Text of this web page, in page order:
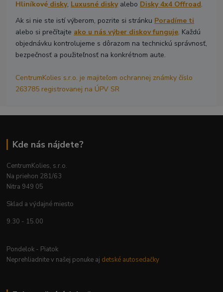
Hliníkové disky, Luxusné diskyalebo Disky 4x4 Offroad.
Ak si nie ste istí výberom, pozrite si stránku Poradíme ti
alebo si prečítajte ako u nás výber diskov funguje. Každú
objednávku kontrolujeme s dôrazom na technickú správnosť,
bezpečnosť a použiteľnosť na konkrétnom aute.
CentrumKolies s.r.o. je majiteľom ochrannej známky číslo
263785 registrovanej na ÚPV SR
Kde nás nájdete?
CentrumKolies, s.r.o.
Na priehon 281/63
Nitra 949 05
Sklad a výdajné miesto
9.30 - 15.00
Pondelok - Piatok
Neprehliadnite v našej ponuke aj detské autosedačky